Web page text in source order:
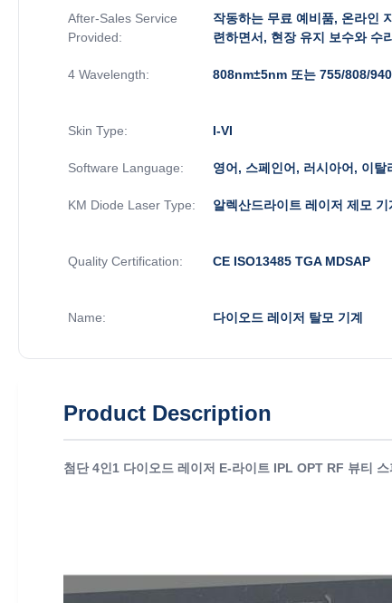
After-Sales Service
Provided:
작동하는 무료 예비품, 온라인
련하면서, 현장 유지 보수와 수
4 Wavelength: 808nm±5nm 또는 755/808/
Skin Type: I-VI
Software Language: 영어, 스페인어, 러시아어, 이탈
KM Diode Laser Type: 알렉산드라이트 레이저 제모 기
Quality Certification: CE ISO13485 TGA MDSAP
Name: 다이오드 레이저 탈모 기계
Product Description
첨단 4인1 다이오드 레이저 E-라이트 IPL OPT RF 뷰티 스